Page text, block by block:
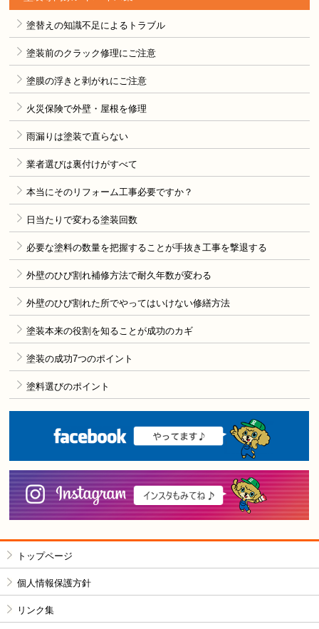
塗替えの知識不足によるトラブル
塗装前のクラック修理にご注意
塗膜の浮きと剥がれにご注意
火災保険で外壁・屋根を修理
雨漏りは塗装で直らない
業者選びは裏付けがすべて
本当にそのリフォーム工事必要ですか？
日当たりで変わる塗装回数
必要な塗料の数量を把握することが手抜き工事を撃退する
外壁のひび割れ補修方法で耐久年数が変わる
外壁のひび割れた所でやってはいけない修繕方法
塗装本来の役割を知ることが成功のカギ
塗装の成功7つのポイント
塗料選びのポイント
トップページ
個人情報保護方針
リンク集